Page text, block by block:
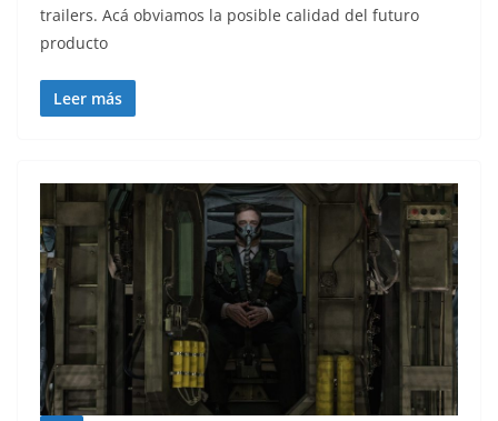
trailers. Acá obviamos la posible calidad del futuro
producto
Leer más